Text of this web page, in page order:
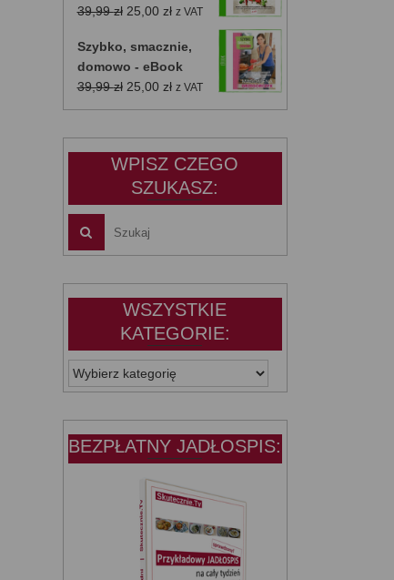
39,99zł Pierwotna
wynosiła:
39,99 zł.
25,00 złAktualna
wynosi:
25,00 zł.
z VAT
Szybko, smacznie,
domowo - eBook
39,99zł Pierwotna
cena
25,00 złAktualna
cena
z VAT
WPISZ CZEGO
SZUKASZ:
WSZYSTKIE
KATEGORIE:
WSZYSTKIE
KATEGORIE:
BEZPŁATNY JADŁOSPIS: